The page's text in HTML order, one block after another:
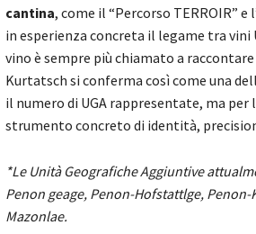
cantina, come il “Percorso TERROIR”
in esperienza concreta il legame tra
vino è sempre più chiamato a
Kurtatsch si conferma così come una
il numero di UGA rappresentate, ma
strumento concreto di identità,
*Le Unità Geografiche Aggiuntive
Penon geage, Penon-Hofstattlge,
Mazonlae.